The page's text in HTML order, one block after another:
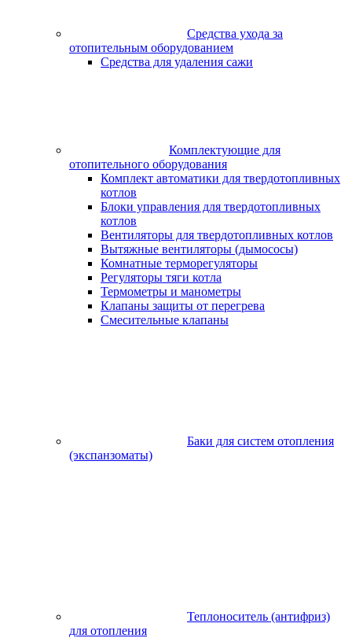
Средства ухода за
отопительным оборудованием
Средства для удаления сажи
Комплектующие для
отопительного оборудования
Комплект автоматики для твердотопливных
котлов
Блоки управления для твердотопливных
котлов
Вентиляторы для твердотопливных котлов
Вытяжные вентиляторы (дымососы)
Комнатные терморегуляторы
Регуляторы тяги котла
Термометры и манометры
Клапаны защиты от перегрева
Смесительные клапаны
Баки для систем отопления
(экспанзоматы)
Теплоноситель (антифриз)
для отопления